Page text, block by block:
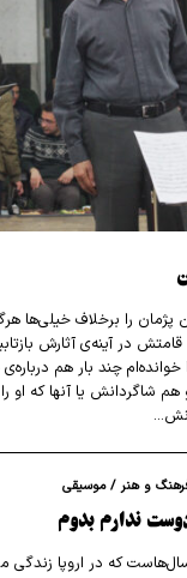
را برخلاف خیلی‌ها
در آینه‌ی آثارش
چند بار هم
شاگردانش یا آنها که او
و هنر / موسیقی
ندارم بدوم
که در اروپا زندگی